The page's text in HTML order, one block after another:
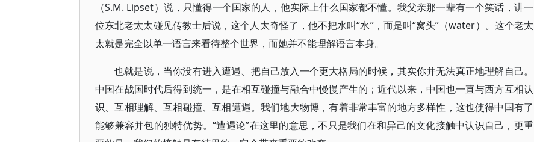
（S.M. Lipset）说，只懂得一个国家的人，他实际上什么国家都不懂。我父亲那一辈有一个笑话，讲一
位东北老太太碰见传教士后说，这个人太奇怪了，他不把水叫“水”，而是叫“窝头”（water）。这个老太
太就是完全以单一语言来看待整个世界，而她并不能理解语言本身。
也就是说，当你没有进入遭遇、把自己放入一个更大格局的时候，其实你并无法真正地理解自己。
中国在战国时代后得到统一，是在相互碰撞与融合中慢慢产生的；近代以来，中国也一直与西方互相认
识、互相理解、互相碰撞、互相遭遇。我们地大物博，有着非常丰富的地方多样性，这也使得中国有了
能够兼容并包的独特优势。“遭遇论”在这里的意思，不只是我们在和异己的文化接触中认识自己，更重